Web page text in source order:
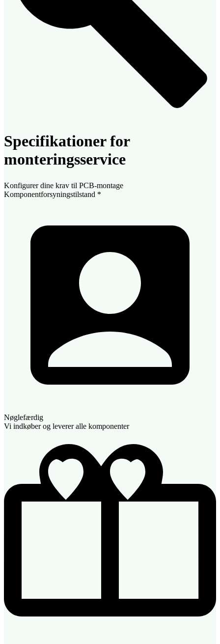
Specifikationer for
monteringsservice
Konfigurer dine krav til PCB-montage
Komponentforsyningstilstand *
Nøglefærdig
Vi indkøber og leverer alle komponenter